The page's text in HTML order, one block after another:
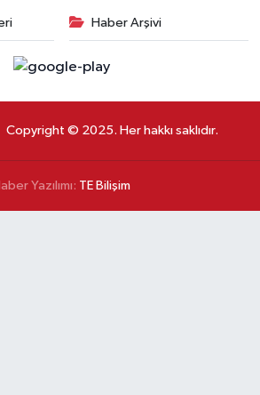
Haber Arşivi
Copyright © 2025. Her hakkı saklıdır.
Yazılımı: TE Bilişim